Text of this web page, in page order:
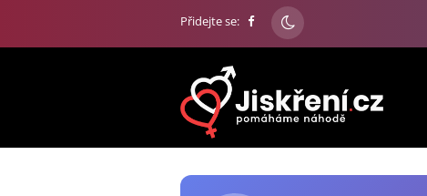
Přidejte se: